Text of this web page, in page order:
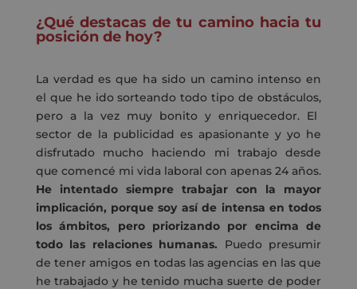
¿Qué destacas de tu camino hacia tu
posición de hoy?
La verdad es que ha sido un camino intenso en
el que he ido sorteando todo tipo de obstáculos,
pero a la vez muy bonito y enriquecedor. El
sector de la publicidad es apasionante y yo he
disfrutado mucho haciendo mi trabajo desde
que comencé mi vida laboral con apenas 24 años.
He intentado siempre trabajar con la mayor
implicación, porque soy así de intensa en todos
los ámbitos, pero priorizando por encima de
todo las relaciones humanas. Puedo presumir
de tener amigos en todas las agencias en las que
he trabajado y he tenido mucha suerte de poder